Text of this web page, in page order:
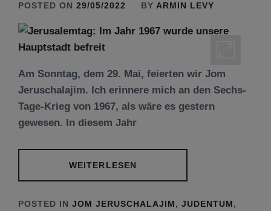
POSTED ON 29/05/2022 BY ARMIN LEVY
Am Sonntag, dem 29. Mai, feierten wir Jom
Jeruschalajim. Ich erinnere mich an den Sechs-
Tage-Krieg von 1967, als wäre es gestern
gewesen. In diesem Jahr
WEITERLESEN
POSTED IN JOM JERUSCHALAJIM, JUDENTUM,